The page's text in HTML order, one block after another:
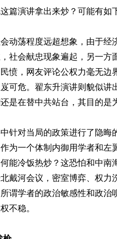
篇演讲拿出来炒？可能有如
动荡程度远超想象，由于
社会献忠现象遍起，另一
愤，网友评论公权力毫无边
可危。翟东升演讲则貌似讲
是在替中共站台，其目的是
针对当局的政策进行了隐
为一个体制内御用学者和
能冷饭热炒？这恐怕和中
戴河会议，密室博弈、权
谓学者的政治敏感性和政
不稳。